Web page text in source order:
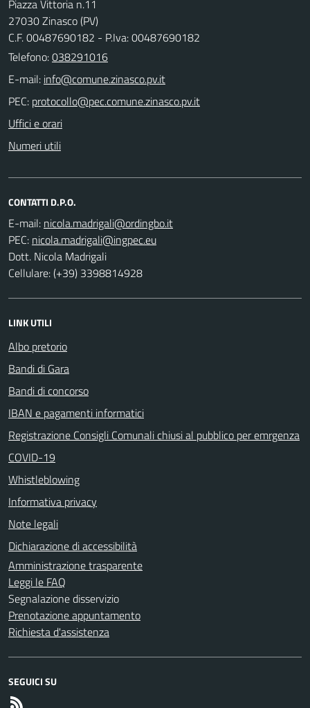
Piazza Vittoria n.11
27030 Zinasco (PV)
C.F. 00487690182 - P.Iva: 00487690182
Telefono:038291016
E-mail:
PEC:
Uffici e orari
Numeri utili
CONTATTI D.P.O.
E-mail:
PEC:
Dott. Nicola Madrigali
Cellulare: (+39) 3398814928
LINK UTILI
Albo pretorio
Bandi di Gara
Bandi di concorso
IBAN e pagamenti informatici
Registrazione Consigli Comunali chiusi al pubblico per emrgenza
COVID-19
Whistleblowing
Informativa privacy
Note legali
Dichiarazione di accessibilità
Amministrazione trasparente
Leggi le FAQ
Segnalazione disservizio
Prenotazione appuntamento
Richiesta d'assistenza
SEGUICI SU